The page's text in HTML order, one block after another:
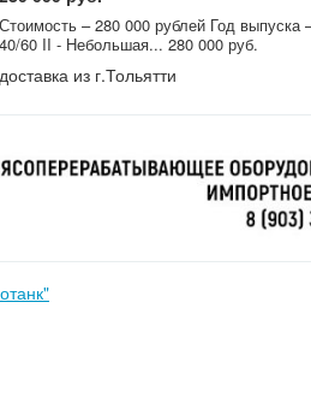
Стоимость – 280 000 рублей Год выпуска
40/60 II - Небольшая... 280 000 руб.
доставка из г.Тольятти